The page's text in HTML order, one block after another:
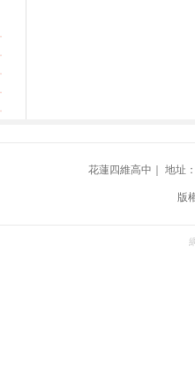
花蓮四維高中｜ 地址
版